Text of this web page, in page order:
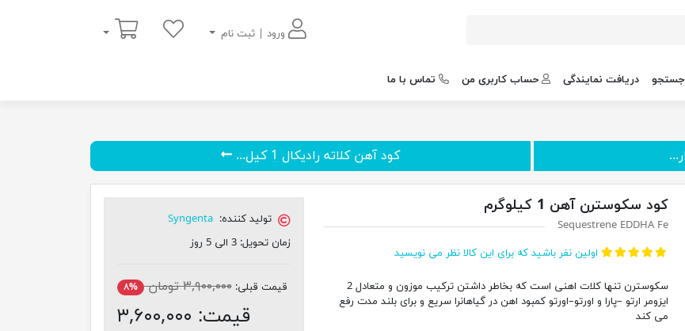
ورود | ثبت نام
سبد خرید
جستجو دریافت نمایندگی حساب کاربری من تماس با ما
کود آهن کلاته رادیکال 1 کیل...
کود سکوسترن آهن 1 کیلوگرم
Sequestrene EDDHA Fe
اولین نفر باشید که برای این کالا نظر می نویسید
سکوسترن تنها کلات اهنی است که بخاطر داشتن ترکیب موزون و متعادل 2
ایزومر ارتو –پارا و اورتو–اورتو کمبود اهن در گیاهانرا سریع و برای بلند مدت رفع
می کند
تولید کننده: Syngenta
زمان تحویل: 3 الی 5 روز
قیمت قبلی: ۳,۹۰۰,۰۰۰ تومان ۸%
قیمت: ۳,۶۰۰,۰۰۰